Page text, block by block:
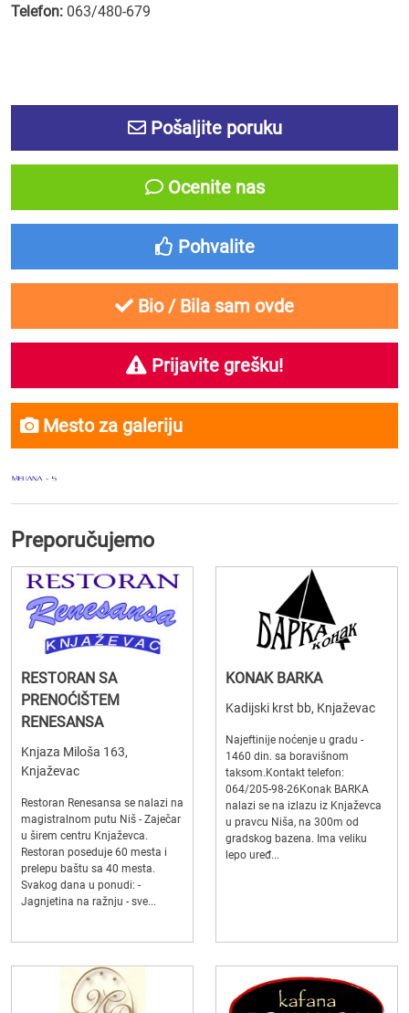
Telefon: 063/480-679
Pošaljite poruku
Ocenite nas
Pohvalite
Bio / Bila sam ovde
Prijavite grešku!
Mesto za galeriju
Preporučujemo
RESTORAN SA
PRENOĆIŠTEM
RENESANSA
Knjaza Miloša 163,
Knjaževac
Restoran Renesansa se nalazi na
magistralnom putu Niš - Zaječar
u širem centru Knjaževca.
Restoran poseduje 60 mesta i
prelepu baštu sa 40 mesta.
Svakog dana u ponudi: -
Jagnjetina na ražnju - sve...
KONAK BARKA
Kadijski krst bb, Knjaževac
Najeftinije noćenje u gradu -
1460 din. sa boravišnom
taksom.Kontakt telefon:
064/205-98-26Konak BARKA
nalazi se na izlazu iz Knjaževca
u pravcu Niša, na 300m od
gradskog bazena. Ima veliku
lepo uređ...